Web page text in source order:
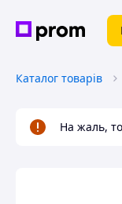
Каталог товарів
На жаль,